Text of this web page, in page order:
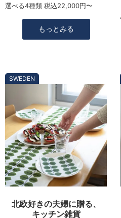
選べる4種類 税込22,000円〜
もっとみる
SWEDEN
北欧好きの夫婦に贈る、
キッチン雑貨